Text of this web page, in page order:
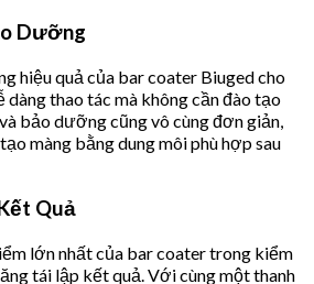
Dưỡng
hiệu quả của bar coater Biuged cho
thao tác mà không cần đào tạo
bảo dưỡng cũng vô cùng đơn giản,
màng bằng dung môi phù hợp sau
Quả
lớn nhất của bar coater trong kiểm
tái lập kết quả. Với cùng một thanh